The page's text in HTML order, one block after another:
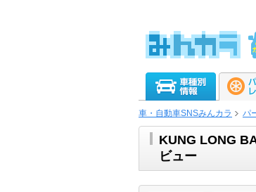
車・自動車SNSみんカラ パ
KUNG LONG
ビュー